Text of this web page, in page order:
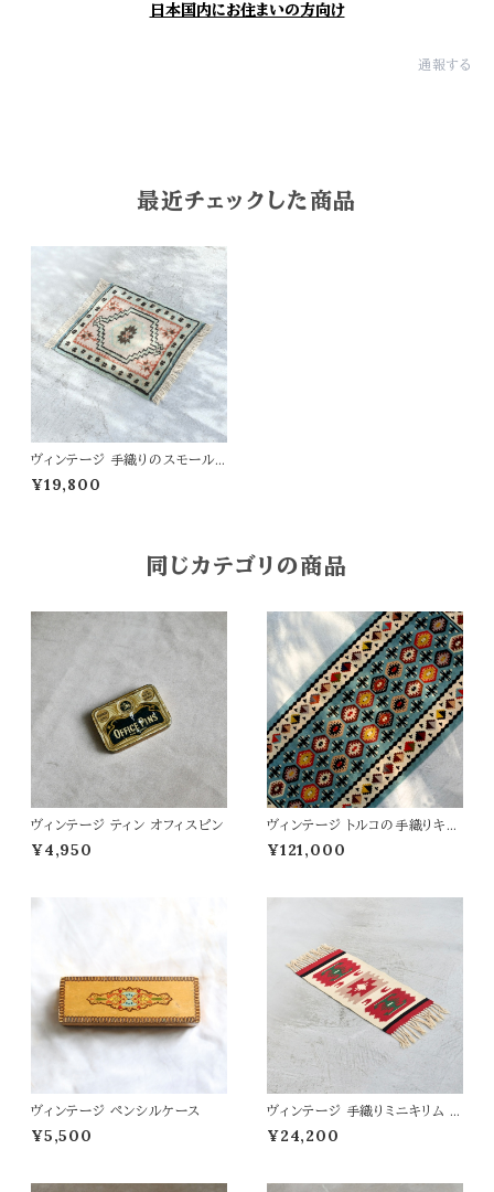
日本国内にお住まいの方向け
通報する
最近チェックした商品
ヴィンテージ 手織りのスモールラ
グ 51.5×42
¥19,800
同じカテゴリの商品
ヴィンテージ ティン オフィスピン
¥4,950
ヴィンテージ トルコの手織りキリ
ム 66×146
¥121,000
ヴィンテージ ペンシルケース
¥5,500
ヴィンテージ 手織りミニキリム 3
3.5×92
¥24,200